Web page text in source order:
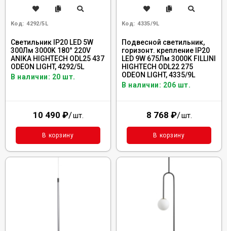
Код: 4292/5L
Светильник IP20 LED 5W
300Лм 3000K 180° 220V
ANIKA HIGHTECH ODL25 437
ODEON LIGHT, 4292/5L
В наличии: 20 шт.
10 490 ₽/шт.
В корзину
Код: 4335/9L
Подвесной светильник,
горизонт. крепление IP20
LED 9W 675Лм 3000K FILLINI
HIGHTECH ODL22 275
ODEON LIGHT, 4335/9L
В наличии: 206 шт.
8 768 ₽/шт.
В корзину